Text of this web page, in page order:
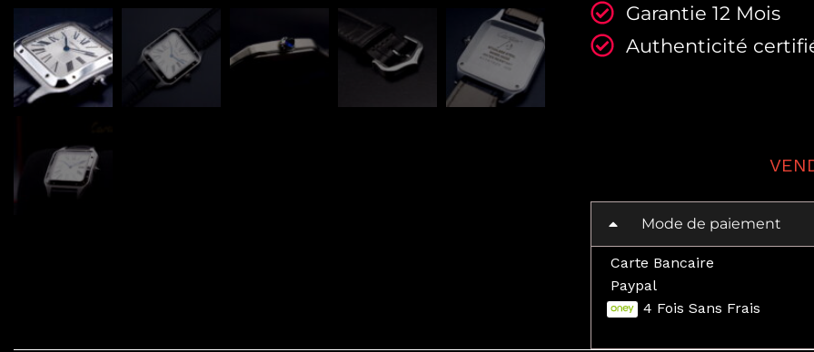
Garantie 12 Mois
Authenticité
Mode de paiement
Carte Bancaire
Paypal
4 Fois Sans Frais